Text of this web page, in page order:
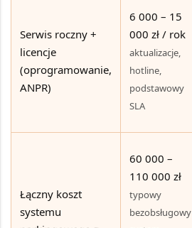
Serwis roczny +
licencje
(oprogramowanie,
ANPR)
6 000 – 15
000 zł / rok
aktualizacje,
hotline,
podstawowy
SLA
Łączny koszt
systemu
60 000 –
110 000 zł
typowy
bezobsługowy